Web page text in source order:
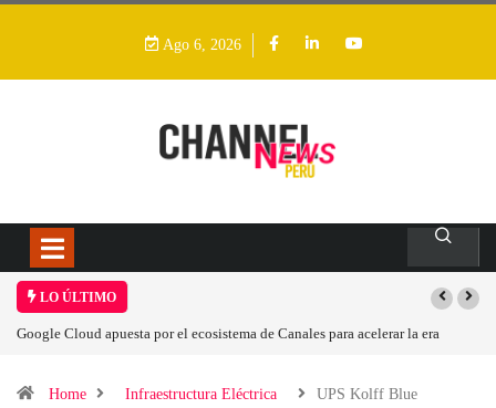
Ago 6, 2026
LO ÚLTIMO
Google Cloud apuesta por el ecosistema de Canales para acelerar la era
Home
Infraestructura Eléctrica UPS Kolff Blue